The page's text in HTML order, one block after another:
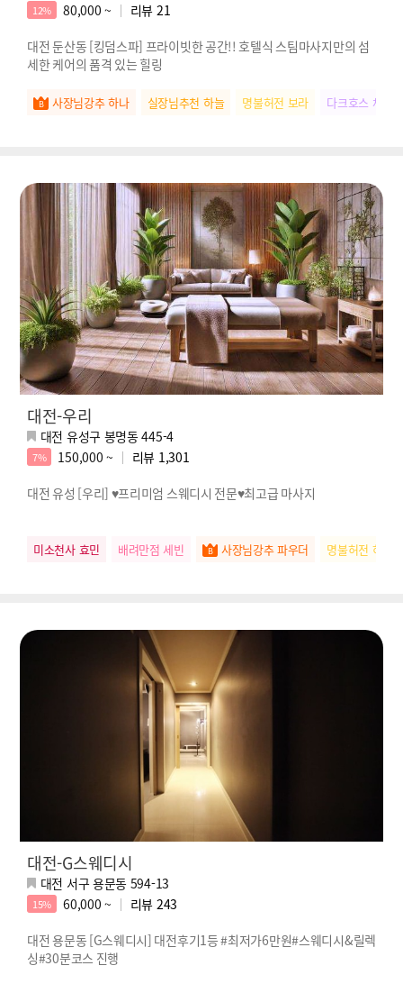
12% 80,000 ~ 리뷰 21
대전 둔산동 [킹덤스파] 프라이빗한 공간!! 호텔식 스팀마사지만의 섬
세한 케어의 품격 있는 힐링
사장님강추 하나 실장님추천 하늘 명불허전 보라 다크호스 채리
대전-우리
대전 유성구 봉명동 445-4
7% 150,000 ~ 리뷰 1,301
대전 유성 [우리] ♥프리미엄 스웨디시 전문♥최고급 마사지
미소천사 효민 배려만점 세빈 사장님강추 파우더 명불허전 하루
대전-G스웨디시
대전 서구 용문동 594-13
15% 60,000 ~ 리뷰 243
대전 용문동 [G스웨디시] 대전후기1등 #최저가6만원#스웨디시&릴렉
싱#30분코스 진행